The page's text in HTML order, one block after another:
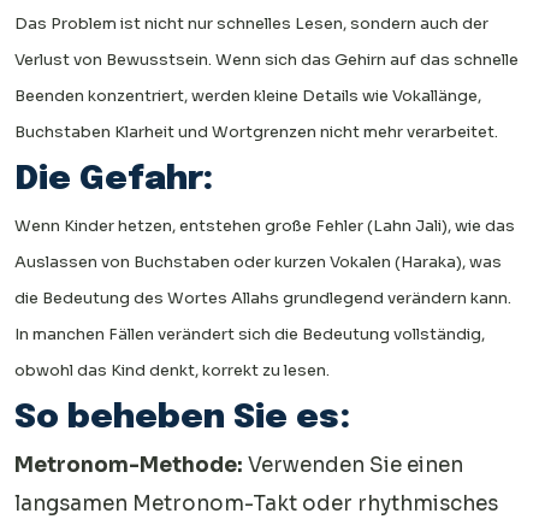
Das Problem ist nicht nur schnelles Lesen, sondern auch der
Verlust von Bewusstsein. Wenn sich das Gehirn auf das schnelle
Beenden konzentriert, werden kleine Details wie Vokallänge,
Buchstaben Klarheit und Wortgrenzen nicht mehr verarbeitet.
Die Gefahr:
Wenn Kinder hetzen, entstehen große Fehler (Lahn Jali), wie das
Auslassen von Buchstaben oder kurzen Vokalen (Haraka), was
die Bedeutung des Wortes Allahs grundlegend verändern kann.
In manchen Fällen verändert sich die Bedeutung vollständig,
obwohl das Kind denkt, korrekt zu lesen.
So beheben Sie es:
Metronom-Methode: Verwenden Sie einen
langsamen Metronom-Takt oder rhythmisches